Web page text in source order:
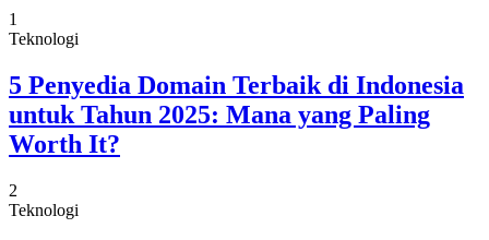
1
Teknologi
5 Penyedia Domain Terbaik di Indonesia
untuk Tahun 2025: Mana yang Paling
Worth It?
2
Teknologi